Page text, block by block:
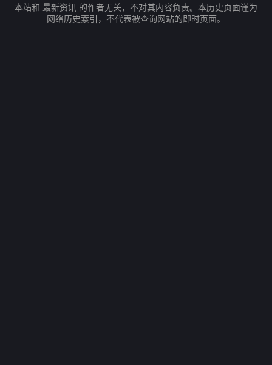
本站和 最新资讯 的作者无关，不对其内容负责。本历史页面谨为
网络历史索引，不代表被查询网站的即时页面。